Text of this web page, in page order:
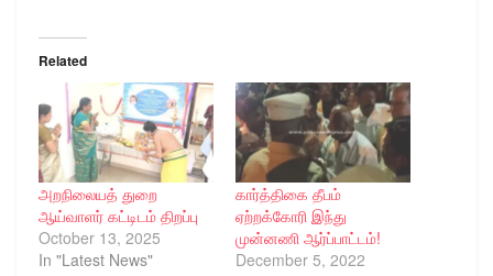
Related
அறநிலையத் துறை
ஆய்வாளர் கட்டிடம் திறப்பு
October 13, 2025
In "Latest News"
கார்த்திகை தீபம்
ஏற்றக்கோரி இந்து
முன்னணி ஆர்ப்பாட்டம்!
December 5, 2022